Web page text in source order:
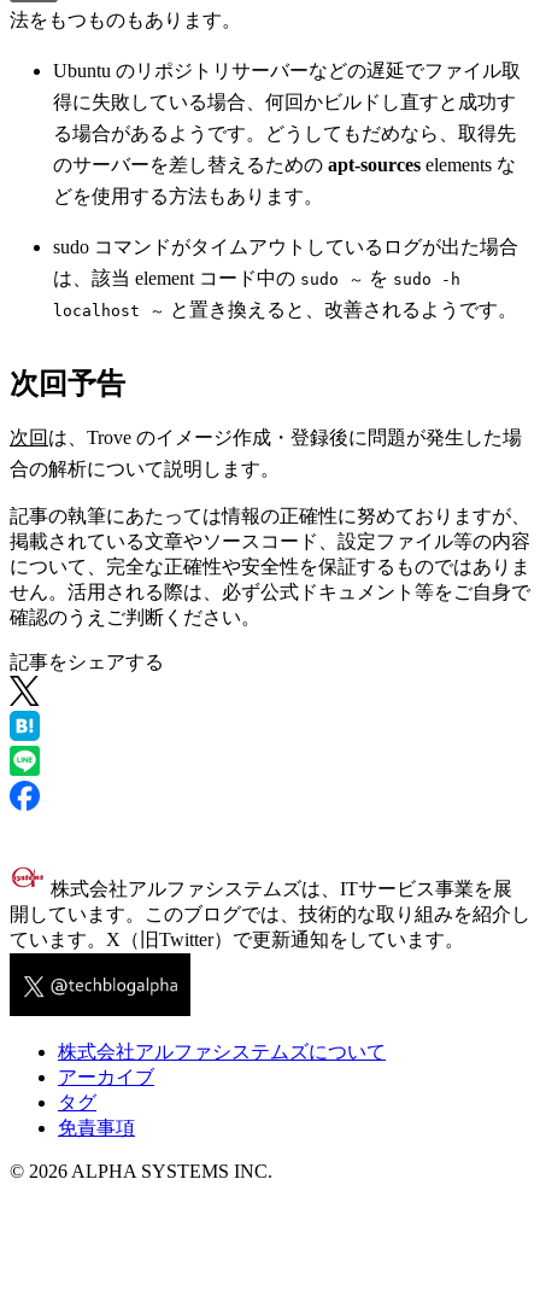
法をもつものもあります。
Ubuntu のリポジトリサーバーなどの遅延でファイル取
得に失敗している場合、何回かビルドし直すと成功す
る場合があるようです。どうしてもだめなら、取得先
のサーバーを差し替えるための apt-sources elements な
どを使用する方法もあります。
sudo コマンドがタイムアウトしているログが出た場合
は、該当 element コード中の sudo ～ を sudo -h
localhost ～ と置き換えると、改善されるようです。
次回予告
次回 は、Trove のイメージ作成・登録後に問題が発生した場
合の解析について説明します。
記事の執筆にあたっては情報の正確性に努めておりますが、
掲載されている文章やソースコード、設定ファイル等の内容
について、完全な正確性や安全性を保証するものではありま
せん。活用される際は、必ず公式ドキュメント等をご自身で
確認のうえご判断ください。
記事をシェアする
株式会社アルファシステムズは、ITサービス事業を展
開しています。このブログでは、技術的な取り組みを紹介し
ています。X（旧Twitter）で更新通知をしています。
株式会社アルファシステムズについて
アーカイブ
タグ
免責事項
© 2026 ALPHA SYSTEMS INC.